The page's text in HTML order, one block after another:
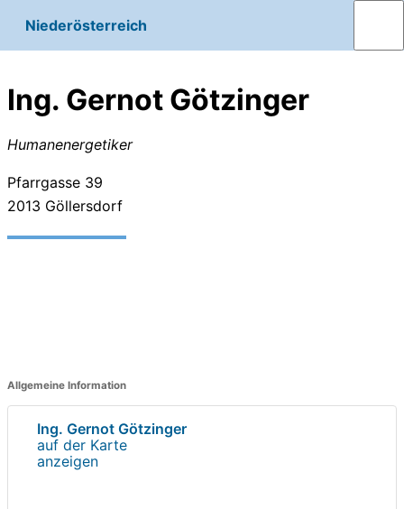
Niederösterreich
Ing. Gernot Götzinger
Humanenergetiker
Pfarrgasse 39
2013 Göllersdorf
Allgemeine Information
Ing. Gernot Götzinger
auf der Karte
anzeigen